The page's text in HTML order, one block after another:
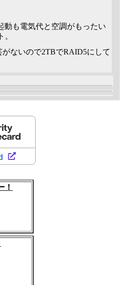
動も電気代と空調がもったい
ないので2TBでRAID5にして
！